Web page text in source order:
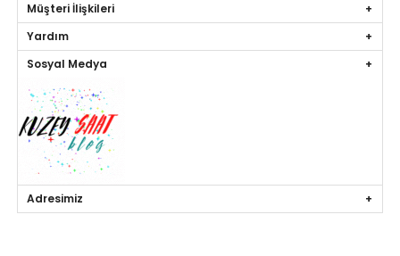
Müşteri İlişkileri
Yardım
Sosyal Medya
Adresimiz